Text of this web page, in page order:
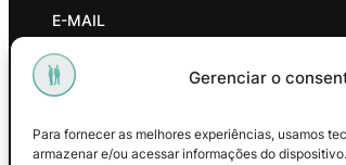
Gerenciar o
Para fornecer as melhores experiências, usamos
armazenar e/ou acessar informações do
E-MAIL
contato@promasters.net.br
HORÁRIO DE ATENDIMENTO